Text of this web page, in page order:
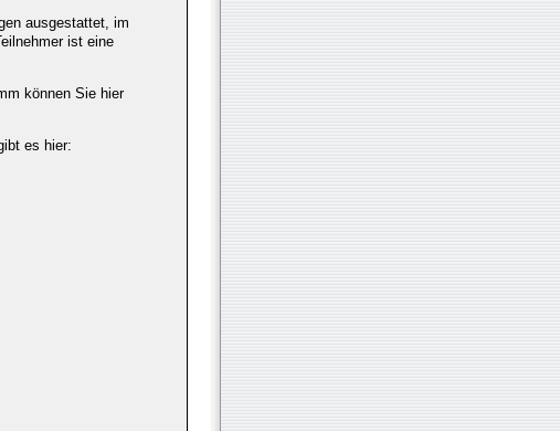
ausgestattet, im
ist eine
können Sie hier
es hier: